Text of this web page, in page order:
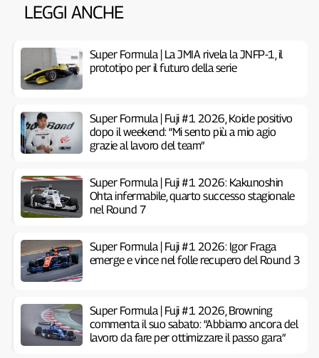
LEGGI ANCHE
Super Formula | La JMIA rivela la JNFP-1, il
prototipo per il futuro della serie
Super Formula | Fuji #1 2026, Koide positivo
dopo il weekend: “Mi sento più a mio agio
grazie al lavoro del team”
Super Formula | Fuji #1 2026: Kakunoshin
Ohta infermabile, quarto successo stagionale
nel Round 7
Super Formula | Fuji #1 2026: Igor Fraga
emerge e vince nel folle recupero del Round 3
Super Formula | Fuji #1 2026, Browning
commenta il suo sabato: “Abbiamo ancora del
lavoro da fare per ottimizzare il passo gara”